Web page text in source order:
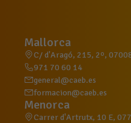
Mallorca
C/ d'Aragó, 215, 2º,
971 70 60 14
general@caeb.es
formacion@caeb.es
Menorca
Carrer d'Artrutx, 10 E,